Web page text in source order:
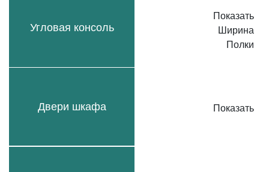
Угловая консоль
Двери шкафа
Показать
Ширина
Полки
Показать